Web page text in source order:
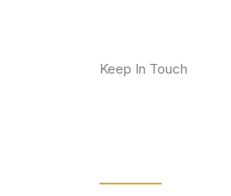
Keep In Touch